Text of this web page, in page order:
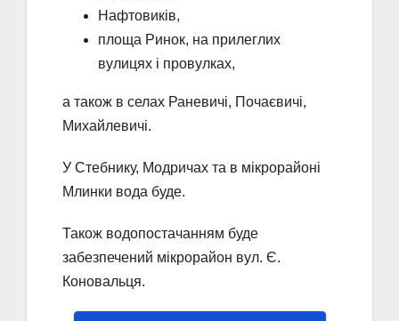
Нафтовиків,
площа Ринок, на прилеглих
вулицях і провулках,
а також в селах Раневичі, Почаєвичі,
Михайлевичі.
У Стебнику, Модричах та в мікрорайоні
Млинки вода буде.
Також водопостачанням буде
забезпечений мікрорайон вул. Є.
Коновальця.